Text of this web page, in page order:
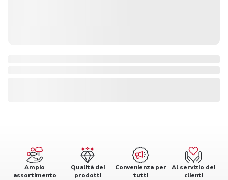
Ampio
assortimento
Qualità dei
prodotti
Convenienza per
tutti
Al servizio dei
clienti